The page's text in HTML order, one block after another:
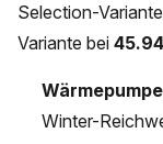
Selection-
Variante bei
Wärmepumpe
Winter-